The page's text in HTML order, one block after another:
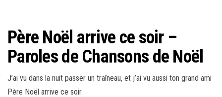
Père Noël arrive ce soir –
Paroles de Chansons de Noël
J’ai vu dans la nuit passer un traîneau, et j’ai vu aussi ton grand ami
Père Noël arrive ce soir